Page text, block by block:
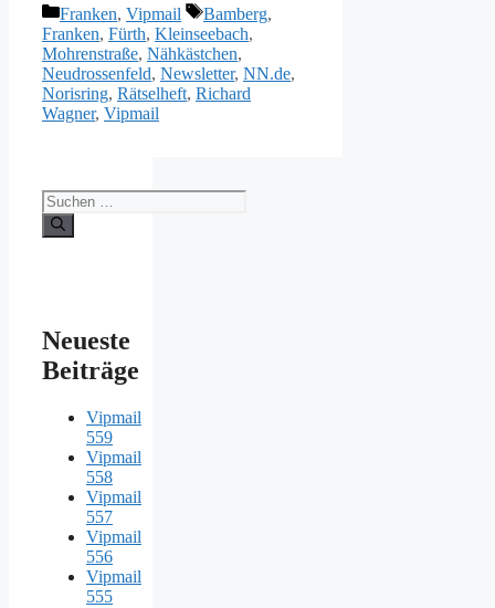
Kategorien
Franken, Vipmail Schlagwörter
Bamberg,
Franken, Fürth, Kleinseebach,
Mohrenstraße, Nähkästchen,
Neudrossenfeld, Newsletter, NN.de,
Norisring, Rätselheft, Richard
Wagner, Vipmail
Suche
nach:
Neueste
Beiträge
Vipmail
559
Vipmail
558
Vipmail
557
Vipmail
556
Vipmail
555